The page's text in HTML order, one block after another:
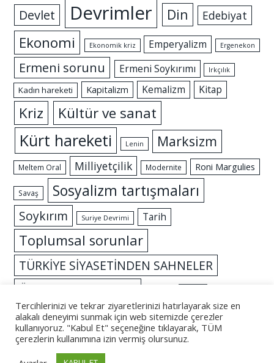
Devlet Devrimler Din Edebiyat
Ekonomi Ekonomik kriz Emperyalizm Ergenekon
Ermeni sorunu Ermeni Soykırımı Irkçılık
Kadın hareketi Kapitalizm Kemalizm Kitap
Kriz Kültür ve sanat
Kürt hareketi Lenin Marksizm
Meltem Oral Milliyetçilik Modernite Roni Margulies
Savaş Sosyalizm tartışmaları
Soykırım Suriye Devrimi Tarih
Toplumsal sorunlar
TÜRKİYE SİYASETİNDEN SAHNELER
Özgürlük mücadelesi
© 2026 - Altüst
Tercihlerinizi ve tekrar ziyaretlerinizi hatırlayarak size en
alakalı deneyimi sunmak için web sitemizde çerezler
kullanıyoruz. "Kabul Et" seçeneğine tıklayarak, TÜM
çerezlerin kullanımına izin vermiş olursunuz.